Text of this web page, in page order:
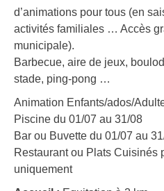
d’animations pour tous (en
activités familiales … Accès
municipale).
Barbecue, aire de jeux,
stade, ping-pong …
Animation Enfants/ados/
Piscine du 01/07 au 31/08
Bar ou Buvette du 01/07 au
Restaurant ou Plats Cuisinés
uniquement